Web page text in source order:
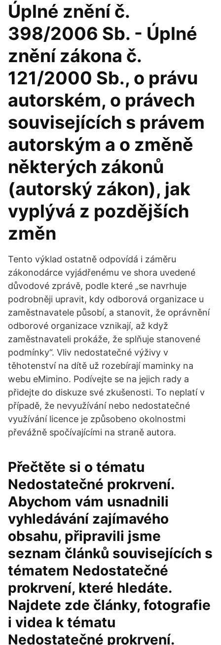
Úplné znění č.
398/2006 Sb. - Úplné
znění zákona č.
121/2000 Sb., o právu
autorském, o právech
souvisejících s právem
autorským a o změně
některých zákonů
(autorský zákon), jak
vyplývá z pozdějších
změn
Tento výklad ostatně odpovídá i záměru
zákonodárce vyjádřenému ve shora uvedené
důvodové zprávě, podle které „se navrhuje
podrobněji upravit, kdy odborová organizace u
zaměstnavatele působí, a stanovit, že oprávnění
odborové organizace vznikají, až když
zaměstnavateli prokáže, že splňuje stanovené
podmínky“. Vliv nedostatečné výživy v
těhotenství na dítě už rozebírají maminky na
webu eMimino. Podívejte se na jejich rady a
přidejte do diskuze své zkušenosti. To neplatí v
případě, že nevyužívání nebo nedostatečné
využívání licence je způsobeno okolnostmi
převážně spočívajícími na straně autora.
Přečtěte si o tématu
Nedostatečné prokrvení.
Abychom vám usnadnili
vyhledávání zajímavého
obsahu, připravili jsme
seznam článků souvisejících s
tématem Nedostatečné
prokrvení, které hledáte.
Najdete zde články, fotografie
i videa k tématu
Nedostatečné prokrvení.